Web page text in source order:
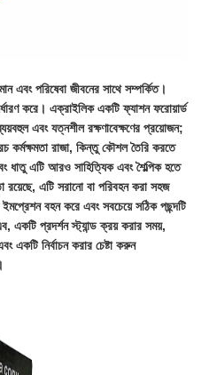
এবং পরিষেবা জীবনের সাথে সম্পর্কিত।
করে। এক্রাইলিক একটি ফ্যাশন ফরোয়ার্ড
এবং যত্নশীল রক্ষণাবেক্ষণের প্রয়োজন;
কর্মক্ষমতা রাজা, কিন্তু কৌশল তৈরি করতে
ধাতু এটি আরও সাহিত্যিক এবং শৈল্পিক হতে
রয়েছে, এটি সরানো বা পরিবহন করা সহজ
বহন করে এবং সবচেয়ে সঠিক পছন্দটি
একটি প্রদর্শন স্ট্যান্ড ক্রয় করার সময়,
নির্বাচন করার চেষ্টা করুন